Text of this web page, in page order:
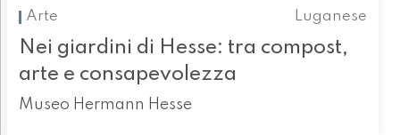
Arte
Luganese
Nei giardini di Hesse: tra compost,
arte e consapevolezza
Museo Hermann Hesse